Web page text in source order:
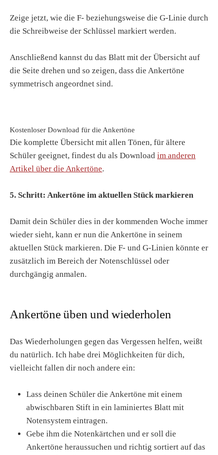
Zeige jetzt, wie die F- beziehungsweise die G-Linie durch
die Schreibweise der Schlüssel markiert werden.
Anschließend kannst du das Blatt mit der Übersicht auf
die Seite drehen und so zeigen, dass die Ankertöne
symmetrisch angeordnet sind.
Kostenloser Download für die Ankertöne
Die komplette Übersicht mit allen Tönen, für ältere
Schüler geeignet, findest du als Download im anderen
Artikel über die Ankertöne.
5. Schritt: Ankertöne im aktuellen Stück markieren
Damit dein Schüler dies in der kommenden Woche immer
wieder sieht, kann er nun die Ankertöne in seinem
aktuellen Stück markieren. Die F- und G-Linien könnte er
zusätzlich im Bereich der Notenschlüssel oder
durchgängig anmalen.
Ankertöne üben und wiederholen
Das Wiederholungen gegen das Vergessen helfen, weißt
du natürlich. Ich habe drei Möglichkeiten für dich,
vielleicht fallen dir noch andere ein:
Lass deinen Schüler die Ankertöne mit einem
abwischbaren Stift in ein laminiertes Blatt mit
Notensystem eintragen.
Gebe ihm die Notenkärtchen und er soll die
Ankertöne heraussuchen und richtig sortiert auf das